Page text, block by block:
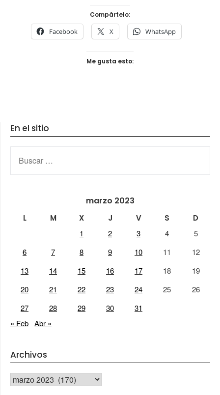
Compártelo:
Facebook X WhatsApp
Me gusta esto:
En el sitio
marzo 2023
L M X J V S
D
1
2 3 4
5
6
7 8 9 10 11
12
13
14 15 16 17 18
19
20
21 22 23 24 25
26
27
28 29 30
31
« Feb Abr »
Archivos
Archivos